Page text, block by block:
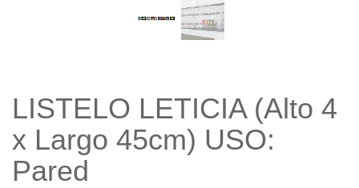
LISTELO LETICIA (Alto 4
x Largo 45cm) USO:
Pared